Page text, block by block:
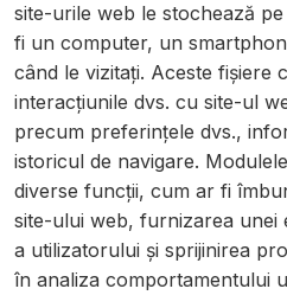
site-urile web le stochează
fi un computer, un
când le vizitați. Aceste fișiere
interacțiunile dvs. cu site-ul
precum preferințele dvs.,
istoricul de navigare.
diverse funcții, cum ar fi
site-ului web, furnizarea unei
a utilizatorului și sprijinirea
în analiza comportamentului